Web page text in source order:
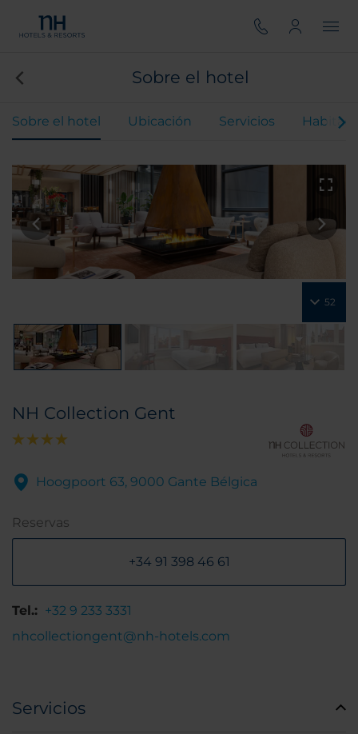
Sobre el hotel
Sobre el hotel Ubicación Servicios
52
NH Collection Gent
Hoogpoort 63, 9000 Gante Bélgica
Reservas
+34 91 398 46 61
Tel.: +32 9 233 3331
nhcollectiongent@nh-hotels.com
Servicios